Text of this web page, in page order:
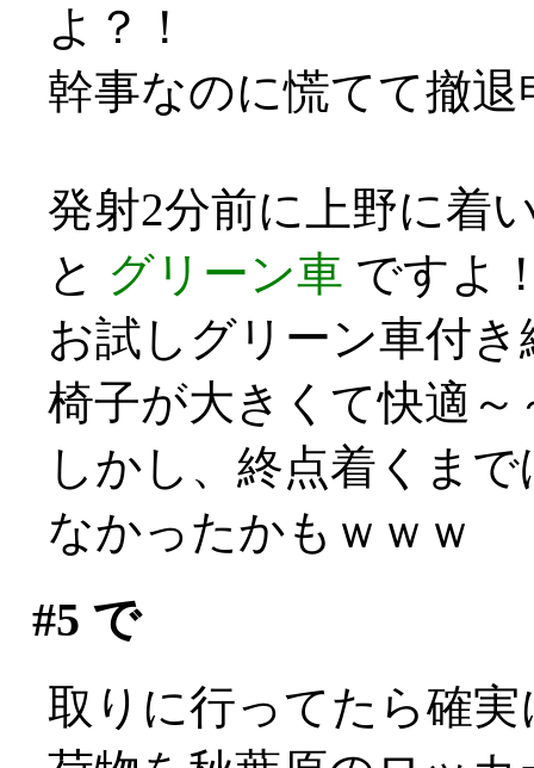
よ？！
幹事なのに慌てて撤
発射2分前に上野に着
と グリーン車 ですよ
お試しグリーン車付
椅子が大きくて快適
しかし、終点着くま
なかったかもｗｗｗ
#5 で
取りに行ってたら確